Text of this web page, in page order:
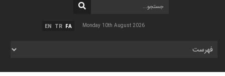
FA
TR
EN Monday 10th August 2026